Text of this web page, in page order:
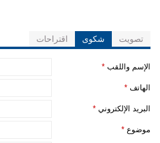
تصويت شكوى اقتراحات
‏الإسم واللقب ‏ *
‏الهاتف ‏ *
‏البريد الإلكتروني ‏ *
‏موضوع ‏ *